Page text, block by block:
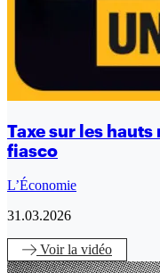
Taxe sur les hauts
fiasco
L’Économie
31.03.2026
Voirla vidéo